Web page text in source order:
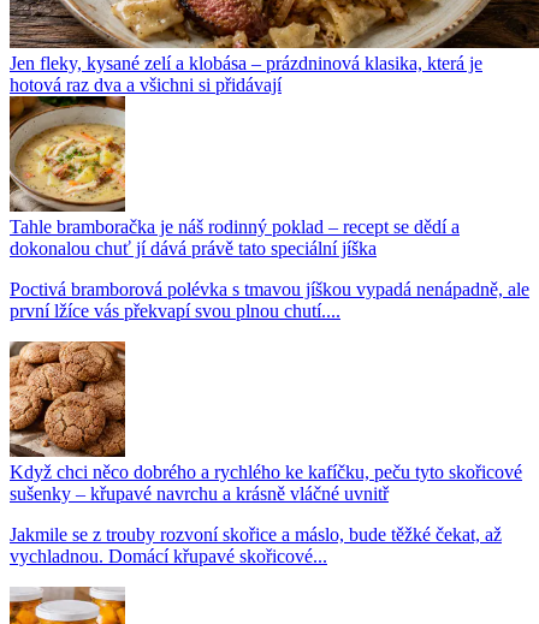
Jen fleky, kysané zelí a klobása – prázdninová klasika, která je
hotová raz dva a všichni si přidávají
Tahle bramboračka je náš rodinný poklad – recept se dědí a
dokonalou chuť jí dává právě tato speciální jíška
Poctivá bramborová polévka s tmavou jíškou vypadá nenápadně, ale
první lžíce vás překvapí svou plnou chutí....
Když chci něco dobrého a rychlého ke kafíčku, peču tyto skořicové
sušenky – křupavé navrchu a krásně vláčné uvnitř
Jakmile se z trouby rozvoní skořice a máslo, bude těžké čekat, až
vychladnou. Domácí křupavé skořicové...